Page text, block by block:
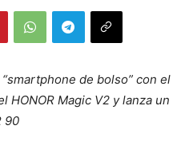
de bolso” con el
HONOR Magic V2 y lanza un
90